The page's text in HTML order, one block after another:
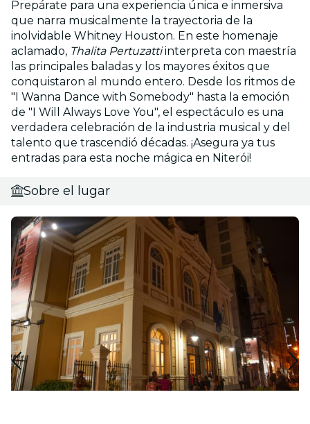
Prepárate para una experiencia única e inmersiva
que narra musicalmente la trayectoria de la
inolvidable Whitney Houston. En este homenaje
aclamado, Thalita Pertuzattiinterpreta con maestría
las principales baladas y los mayores éxitos que
conquistaron al mundo entero. Desde los ritmos de
"I Wanna Dance with Somebody" hasta la emoción
de "I Will Always Love You", el espectáculo es una
verdadera celebración de la industria musical y del
talento que trascendió décadas. ¡Asegura ya tus
entradas para esta noche mágica en Niterói!
Sobre el lugar